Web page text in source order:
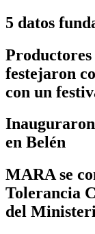
5 datos
Productores
festejaron
con un
en Belén
MARA se
Tolerancia
del